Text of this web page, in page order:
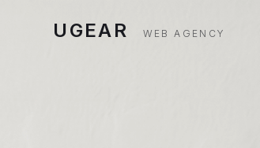
UGEAR WEB AGENCY